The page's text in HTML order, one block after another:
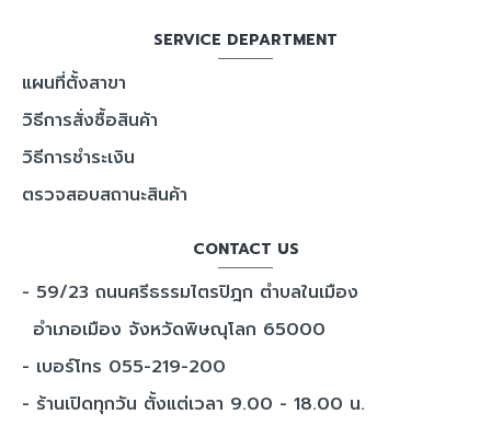
SERVICE DEPARTMENT
แผนที่ตั้งสาขา
วิธีการสั่งซื้อสินค้า
วิธีการชำระเงิน
ตรวจสอบสถานะสินค้า
CONTACT US
- 59/23 ถนนศรีธรรมไตรปิฎก ตำบลในเมือง
อำเภอเมือง จังหวัดพิษณุโลก 65000
- เบอร์โทร 055-219-200
- ร้านเปิดทุกวัน ตั้งแต่เวลา 9.00 - 18.00 น.